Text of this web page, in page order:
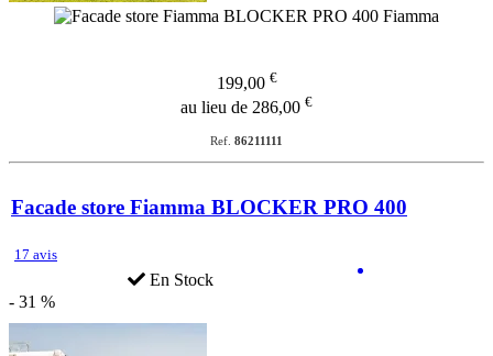
199,00 €
au lieu de 286,00 €
Ref. 86211111
Facade store Fiamma BLOCKER PRO 400
17 avis
En Stock
- 31 %